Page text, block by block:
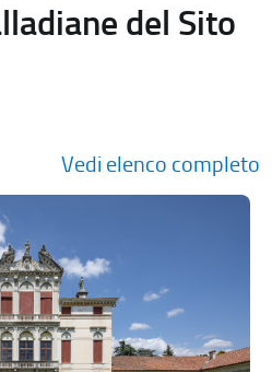
del Sito
Vedi elenco completo